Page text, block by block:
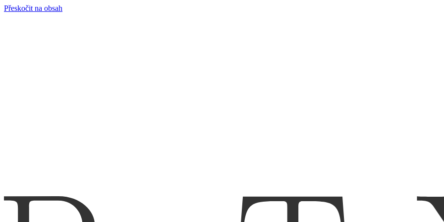
Přeskočit na obsah